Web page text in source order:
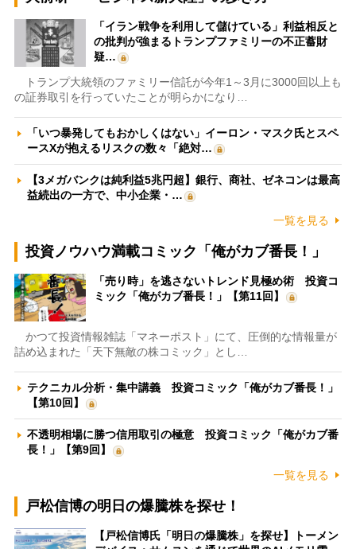
「イラン戦争を利用して儲けている」利益相反と
の批判が強まるトランプファミリーの不正蓄財
疑…
トランプ大統領のファミリー信託が今年1～3月に3000回以上も
の証券取引を行っていたことが明らかになり…
「いつ暴発してもおかしくはない」イーロン・マスク氏とスペ
ースXが抱えるリスクの数々「絶対…
【3メガバンクは純利益5兆円超】銀行、商社、ゼネコンは最高
益続出の一方で、中小企業・…
一覧を見る
投資ノウハウ満載コミック「俺がカブ番長！」
「売り時」を逃さないトレンド見極め術 投資コ
ミック「俺がカブ番長！」【第11回】
かつて投資情報雑誌「マネーポスト」にて、圧倒的な情報量が
詰め込まれた「天下無敵の株コミック」とし…
テクニカル分析・集中講義 投資コミック「俺がカブ番長！」
【第10回】
不透明相場に勝つ信用取引の極意 投資コミック「俺がカブ番
長！」【第9回】
一覧を見る
戸松信博の明日の爆騰株を探せ！
【戸松信博氏「明日の爆騰株」を探せ】トーメン